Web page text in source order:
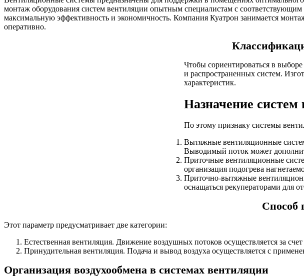
монтаж оборудования систем вентиляции опытным специалистам с
максимальную эффективность и экономичность. Компания Куатрон занимается
оперативно.
Чтобы сориентироваться в
и распространенных систем.
характеристик.
Назначение систем
По этому признаку системы
Вытяжные вентиляционные
Выводимый поток может
Приточные вентиляционные
организация подогрева
Приточно-вытяжные
оснащаться рекуператорами для
Способ
Этот параметр предусматривает две категории:
Естественная вентиляция. Движение воздушных потоков осуществляется за
Принудительная вентиляция. Подача и вывод воздуха осуществляется с
Организация воздухообмена в системах вентиляции